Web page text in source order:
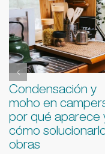
vs
vs
¿qué
prefieres?
de 2026